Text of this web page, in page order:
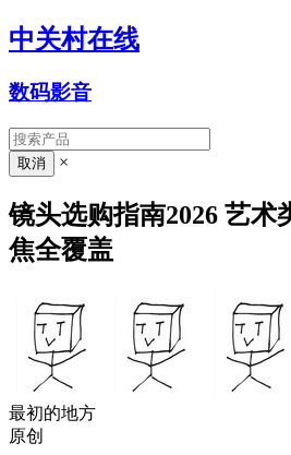
中关村在线
数码影音
×
镜头选购指南2026 艺术
焦全覆盖
最初的地方
原创